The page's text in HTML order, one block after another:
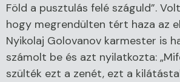
Föld a pusztulás felé száguld”.
hogy megrendülten tért haza az
Nyikolaj Golovanov karmester is
számolt be és azt nyilatkozta:
szülték ezt a zenét, ezt a